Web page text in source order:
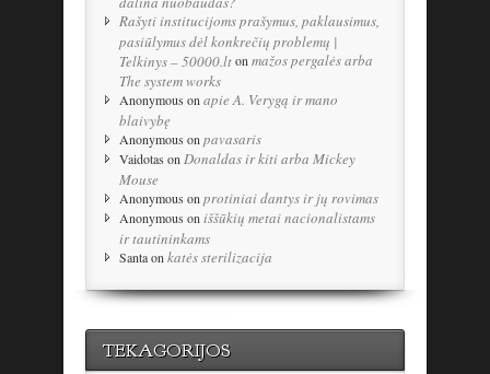
Rašyti institucijoms prašymus, paklausimus,
pasiūlymus dėl konkrečių problemų |
Telkinys – 50000.lton mažos pergalės arba
The system works
Anonymous on apie A. Verygą ir mano
blaivybę
Anonymous on pavasaris
Vaidotas on Donaldas ir kiti arba Mickey
Mouse
Anonymous on protiniai dantys ir jų rovimas
Anonymous on iššūkių metai nacionalistams
ir tautininkams
Santaon katės sterilizacija
TEKAGORIJOS